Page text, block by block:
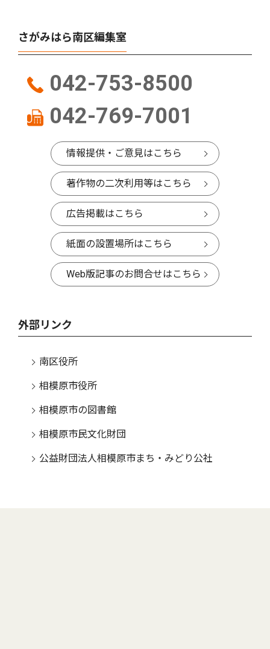
さがみはら南区編集室
042-753-8500
042-769-7001
情報提供・ご意見はこちら
著作物の二次利用等はこちら
広告掲載はこちら
紙面の設置場所はこちら
Web版記事のお問合せはこちら
外部リンク
南区役所
相模原市役所
相模原市の図書館
相模原市民文化財団
公益財団法人相模原市まち・みどり公社